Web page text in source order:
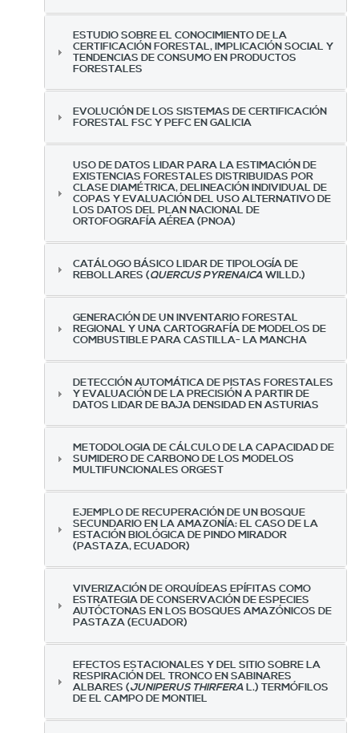
ESTUDIO SOBRE EL CONOCIMIENTO DE LA
CERTIFICACIÓN FORESTAL, IMPLICACIÓN SOCIAL Y
TENDENCIAS DE CONSUMO EN PRODUCTOS
FORESTALES
EVOLUCIÓN DE LOS SISTEMAS DE CERTIFICACIÓN
FORESTAL FSC Y PEFC EN GALICIA
USO DE DATOS LIDAR PARA LA ESTIMACIÓN DE
EXISTENCIAS FORESTALES DISTRIBUIDAS POR
CLASE DIAMÉTRICA, DELINEACIÓN INDIVIDUAL DE
COPAS Y EVALUACIÓN DEL USO ALTERNATIVO DE
LOS DATOS DEL PLAN NACIONAL DE
ORTOFOGRAFÍA AÉREA (PNOA)
CATÁLOGO BÁSICO LIDAR DE TIPOLOGÍA DE
REBOLLARES (QUERCUS PYRENAICAWILLD.)
GENERACIÓN DE UN INVENTARIO FORESTAL
REGIONAL Y UNA CARTOGRAFÍA DE MODELOS DE
COMBUSTIBLE PARA CASTILLA- LA MANCHA
DETECCIÓN AUTOMÁTICA DE PISTAS FORESTALES
Y EVALUACIÓN DE LA PRECISIÓN A PARTIR DE
DATOS LIDAR DE BAJA DENSIDAD EN ASTURIAS
METODOLOGIA DE CÁLCULO DE LA CAPACIDAD DE
SUMIDERO DE CARBONO DE LOS MODELOS
MULTIFUNCIONALES ORGEST
EJEMPLO DE RECUPERACIÓN DE UN BOSQUE
SECUNDARIO EN LA AMAZONÍA: EL CASO DE LA
ESTACIÓN BIOLÓGICA DE PINDO MIRADOR
(PASTAZA, ECUADOR)
VIVERIZACIÓN DE ORQUÍDEAS EPÍFITAS COMO
ESTRATEGIA DE CONSERVACIÓN DE ESPECIES
AUTÓCTONAS EN LOS BOSQUES AMAZÓNICOS DE
PASTAZA (ECUADOR)
EFECTOS ESTACIONALES Y DEL SITIO SOBRE LA
RESPIRACIÓN DEL TRONCO EN SABINARES
ALBARES (JUNIPERUS THIRFERAL.) TERMÓFILOS
DE EL CAMPO DE MONTIEL